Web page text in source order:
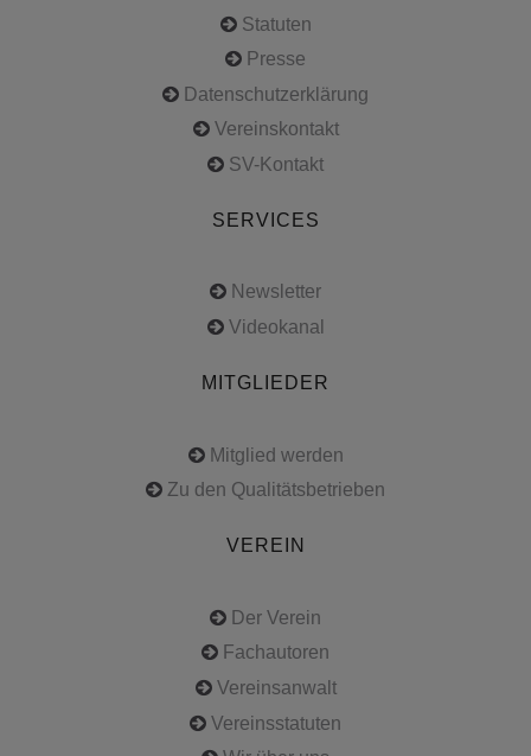
Statuten
Presse
Datenschutzerklärung
Vereinskontakt
SV-Kontakt
SERVICES
Newsletter
Videokanal
MITGLIEDER
Mitglied werden
Zu den Qualitätsbetrieben
VEREIN
Der Verein
Fachautoren
Vereinsanwalt
Vereinsstatuten